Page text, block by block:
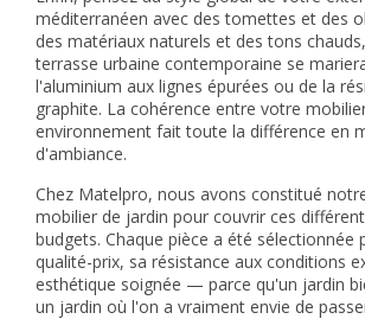
méditerranéen avec des tomettes et des
des matériaux naturels et des tons
terrasse urbaine contemporaine se
l'aluminium aux lignes épurées ou de la
graphite. La cohérence entre votre
environnement fait toute la différence en
d'ambiance.
Chez Matelpro, nous avons constitué
mobilier de jardin pour couvrir ces
budgets. Chaque pièce a été sélectionnée
qualité-prix, sa résistance aux conditions
esthétique soignée — parce qu'un jardin
un jardin où l'on a vraiment envie de